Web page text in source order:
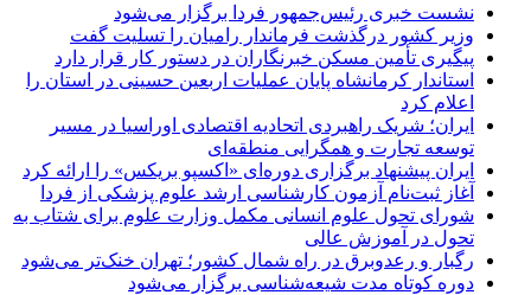
نشست خبری رئیس‌جمهور فردا برگزار می‌شود
وزیر کشور درگذشت فرماندار رامیان را تسلیت گفت
پیگیری تأمین مسکن خبرنگاران در دستور کار قرار دارد
استاندار کرمانشاه پایان عملیات اربعین حسینی در استان را
اعلام کرد
ایران؛ شریک راهبردی اتحادیه اقتصادی اوراسیا در مسیر
توسعه تجارت و همگرایی منطقه‌ای
ایران پیشنهاد برگزاری دوره‌ای «اکسپو بریکس» را ارائه کرد
آغاز ثبت‌نام‌ آزمون کارشناسی ارشد علوم پزشکی از فردا
شورای تحول علوم انسانی مکمل وزارت علوم برای شتاب به
تحول در آموزش عالی
رگبار و رعدوبرق در راه شمال کشور؛ تهران خنک‌تر می‌شود
دوره کوتاه مدت شیعه‌شناسی برگزار می‌شود